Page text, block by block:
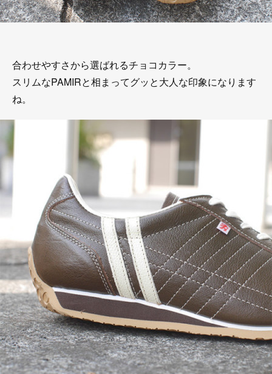
合わせやすさから選ばれるチョコカラー。
スリムなPAMIRと相まってグッと大人な印象になります
ね。